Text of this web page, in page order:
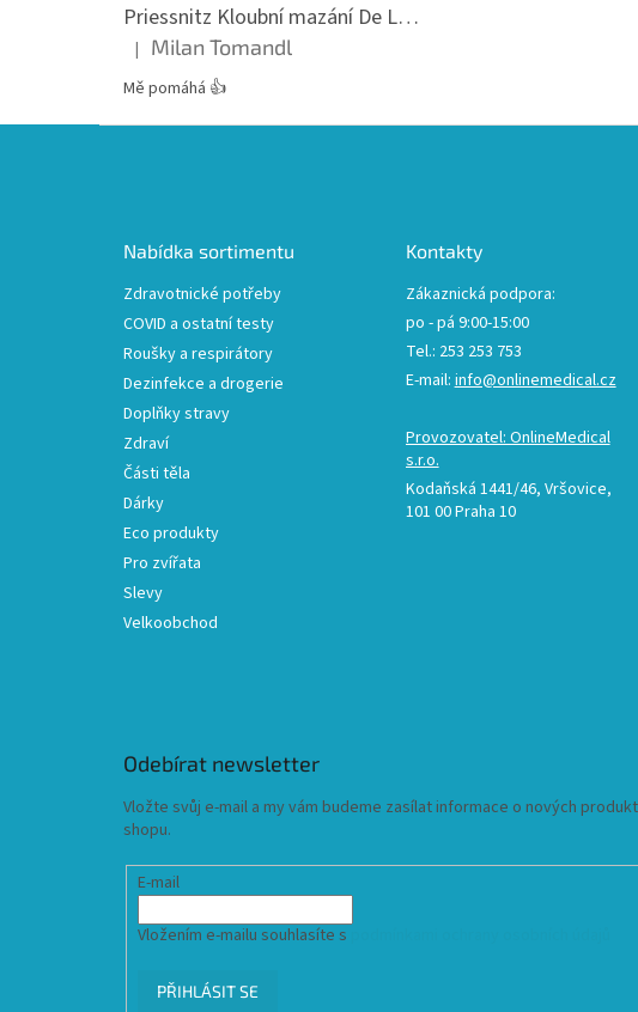
Priessnitz Kloubní mazání De Luxe, 200ml
Hodnocení produktu je 5 z 5 hvězdiček.
| Milan Tomandl
Mě pomáhá 👍
Nabídka sortimentu
Zdravotnické potřeby
COVID a ostatní testy
Roušky a respirátory
Dezinfekce a drogerie
Doplňky stravy
Zdraví
Části těla
Dárky
Eco produkty
Pro zvířata
Slevy
Velkoobchod
Kontakty
Zákaznická podpora:
po - pá 9:00-15:00
Tel.: 253 253 753
E-mail: info@onlinemedical.cz
Provozovatel: OnlineMedical
s.r.o.
Kodaňská 1441/46, Vršovice,
101 00 Praha 10
Odebírat newsletter
Vložte svůj e-mail a my vám budeme zasílat informace o nových
shopu.
E-mail
Vložením e-mailu souhlasíte s
PŘIHLÁSIT SE